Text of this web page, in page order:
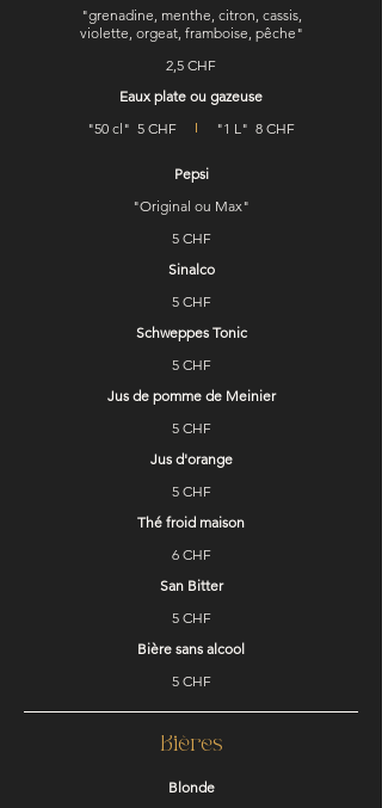
"grenadine, menthe, citron, cassis,
violette, orgeat, framboise, pêche"
2,5 CHF
Eaux plate ou gazeuse
"50 cl" 5 CHF "1 L" 8 CHF
Pepsi
"Original ou Max"
5 CHF
Sinalco
5 CHF
Schweppes Tonic
5 CHF
Jus de pomme de Meinier
5 CHF
Jus d'orange
5 CHF
Thé froid maison
6 CHF
San Bitter
5 CHF
Bière sans alcool
5 CHF
Bières
Blonde